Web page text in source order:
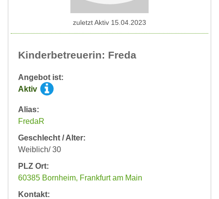
Kinderbetreuerin: Freda
Angebot ist:
Aktiv
Alias:
FredaR
Geschlecht / Alter:
Weiblich/ 30
PLZ Ort:
60385 Bornheim, Frankfurt am Main
Kontakt:
zuletzt Aktiv 15.04.2023